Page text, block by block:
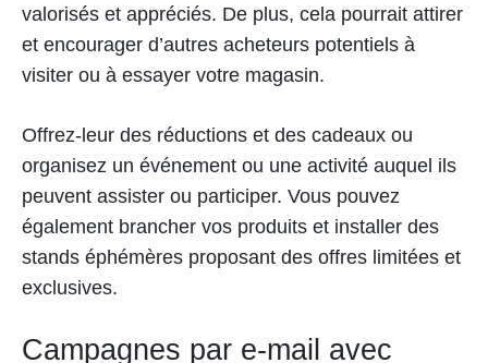
valorisés et appréciés. De plus, cela pourrait attirer
et encourager d’autres acheteurs potentiels à
visiter ou à essayer votre magasin.
Offrez-leur des réductions et des cadeaux ou
organisez un événement ou une activité auquel ils
peuvent assister ou participer. Vous pouvez
également brancher vos produits et installer des
stands éphémères proposant des offres limitées et
exclusives.
Campagnes par e-mail avec